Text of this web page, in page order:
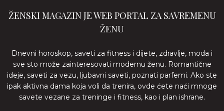
ŽENSKI MAGAZIN JE WEB PORTAL ZA SAVREMENU
ŽENU
Dnevni horoskop, saveti za fitness i dijete, zdravlje, moda i
sve sto može zainteresovati modernu ženu. Romantične
ideje, saveti za vezu, ljubavni saveti, poznati parfemi. Ako ste
ipak aktivna dama koja voli da trenira, ovde ćete naći mnoge
savete vezane za treninge i fitness, kao i plan ishrane.